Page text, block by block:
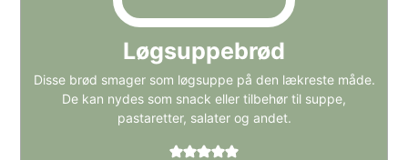
Løgsuppebrød
Disse brød smager som løgsuppe på den lækreste måde.
De kan nydes som snack eller tilbehør til suppe,
pastaretter, salater og andet.